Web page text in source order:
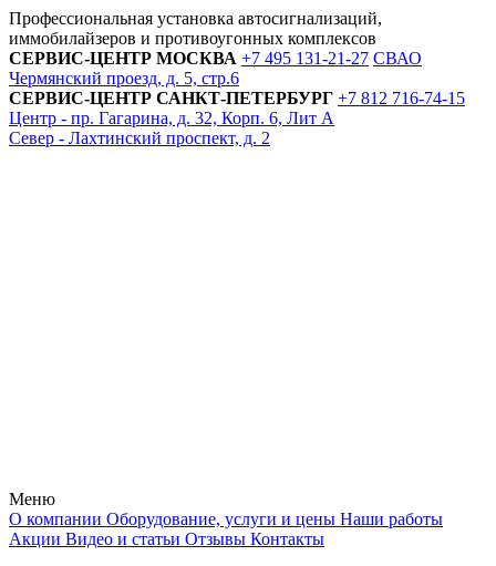
Профессиональная установка автосигнализаций,
иммобилайзеров и противоугонных комплексов
СЕРВИС-ЦЕНТР МОСКВА +7 495 131-21-27 СВАО
Чермянский проезд, д. 5, стр.6
СЕРВИС-ЦЕНТР САНКТ-ПЕТЕРБУРГ +7 812 716-74-15
Центр - пр. Гагарина, д. 32, Корп. 6, Лит А
Север - Лахтинский проспект, д. 2
Меню
О компании Оборудование, услуги и цены Наши работы
Акции Видео и статьи Отзывы Контакты